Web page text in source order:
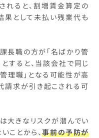
れると、割増賃金算定の
果として未払い残業代も
長職の方が「名ばかり管
すると、当該会社で同じ
理職」となる可能性が高
請求が引き起こされる可
大きなリスクが潜んでい
ことから、事前の予防が